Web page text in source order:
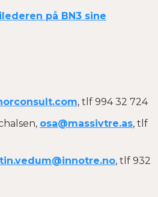
på BN3 sine
, tlf 994 32 724
osa@massivtre.as, tlf
, tlf 932